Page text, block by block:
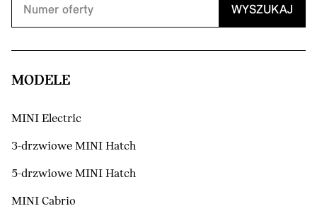
WYSZUKAJ
MODELE
MINI Electric
3-drzwiowe MINI Hatch
5-drzwiowe MINI Hatch
MINI Cabrio